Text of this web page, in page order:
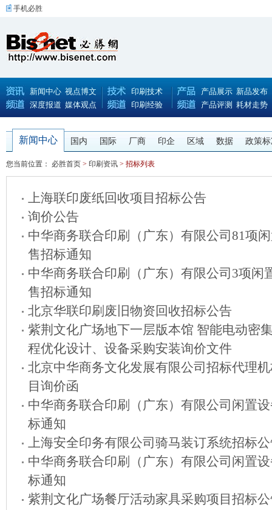
手机必胜
新闻中心 视点博文
深度报道 媒体观点
印刷技术
印刷经验
产品展示 新品发布
产品评测 耗材走势
新闻中心 国内 国际 厂商 印企 区域 数据 政策
您当前位置： 必胜首页 > 印刷资讯 > 招标列表
上海联印废纸回收项目招标公告
询价公告
中华商务联合印刷（广东）有限公司81项
售招标通知
中华商务联合印刷（广东）有限公司3项闲
售招标通知
北京华联印刷废旧物资回收招标公告
紫荆文化广场地下一层版本馆 智能电动密
程优化设计、设备采购安装询价文件
北京中华商务文化发展有限公司招标代理
目询价函
中华商务联合印刷（广东）有限公司闲置
标通知
上海安全印务有限公司骑马装订系统招标
中华商务联合印刷（广东）有限公司闲置
标通知
紫荆文化广场餐厅活动家具采购项目招标